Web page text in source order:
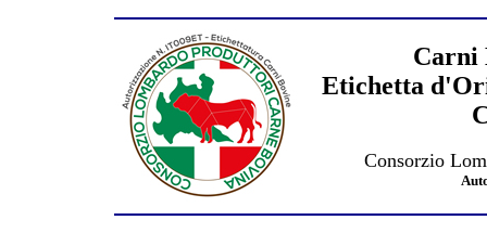
Carni
Etichetta
Consorzio